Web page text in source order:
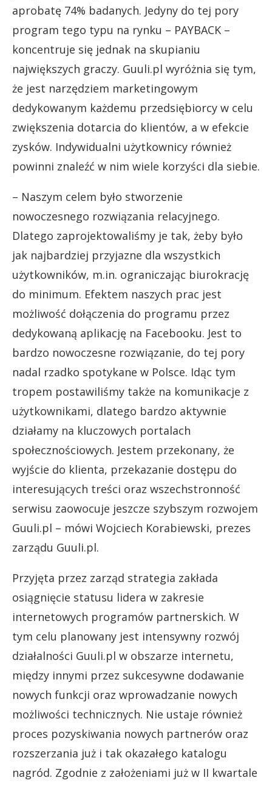
aprobatę 74% badanych. Jedyny do tej pory
program tego typu na rynku – PAYBACK –
koncentruje się jednak na skupianiu
największych graczy. Guuli.pl wyróżnia się tym,
że jest narzędziem marketingowym
dedykowanym każdemu przedsiębiorcy w celu
zwiększenia dotarcia do klientów, a w efekcie
zysków. Indywidualni użytkownicy również
powinni znaleźć w nim wiele korzyści dla siebie.
– Naszym celem było stworzenie
nowoczesnego rozwiązania relacyjnego.
Dlatego zaprojektowaliśmy je tak, żeby było
jak najbardziej przyjazne dla wszystkich
użytkowników, m.in. ograniczając biurokrację
do minimum. Efektem naszych prac jest
możliwość dołączenia do programu przez
dedykowaną aplikację na Facebooku. Jest to
bardzo nowoczesne rozwiązanie, do tej pory
nadal rzadko spotykane w Polsce. Idąc tym
tropem postawiliśmy także na komunikacje z
użytkownikami, dlatego bardzo aktywnie
działamy na kluczowych portalach
społecznościowych. Jestem przekonany, że
wyjście do klienta, przekazanie dostępu do
interesujących treści oraz wszechstronność
serwisu zaowocuje jeszcze szybszym rozwojem
Guuli.pl – mówi Wojciech Korabiewski, prezes
zarządu Guuli.pl.
Przyjęta przez zarząd strategia zakłada
osiągnięcie statusu lidera w zakresie
internetowych programów partnerskich. W
tym celu planowany jest intensywny rozwój
działalności Guuli.pl w obszarze internetu,
między innymi przez sukcesywne dodawanie
nowych funkcji oraz wprowadzanie nowych
możliwości technicznych. Nie ustaje również
proces pozyskiwania nowych partnerów oraz
rozszerzania już i tak okazałego katalogu
nagród. Zgodnie z założeniami już w II kwartale